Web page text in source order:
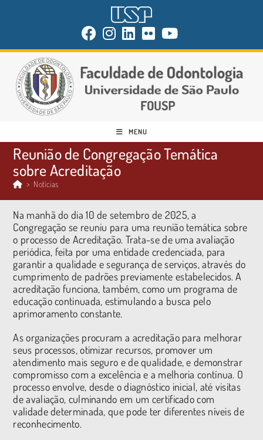
MENU
Reunião de Congregação Temática
sobre Acreditação
> Notícias
Na manhã do dia 10 de setembro de 2025, a
Congregação se reuniu para uma reunião temática sobre
o processo de Acreditação. Trata-se de uma avaliação
periódica, feita por uma entidade credenciada, para
garantir a qualidade e segurança de serviços, através do
cumprimento de padrões previamente estabelecidos. A
acreditação funciona, também, como um programa de
educação continuada, estimulando a busca pelo
aprimoramento constante.
As organizações procuram a acreditação para melhorar
seus processos, otimizar recursos, promover um
atendimento mais seguro e de qualidade, e demonstrar
compromisso com a excelência e a melhoria contínua. O
processo envolve, desde o diagnóstico inicial, até visitas
de avaliação, culminando em um certificado com
validade determinada, que pode ter diferentes níveis de
reconhecimento.